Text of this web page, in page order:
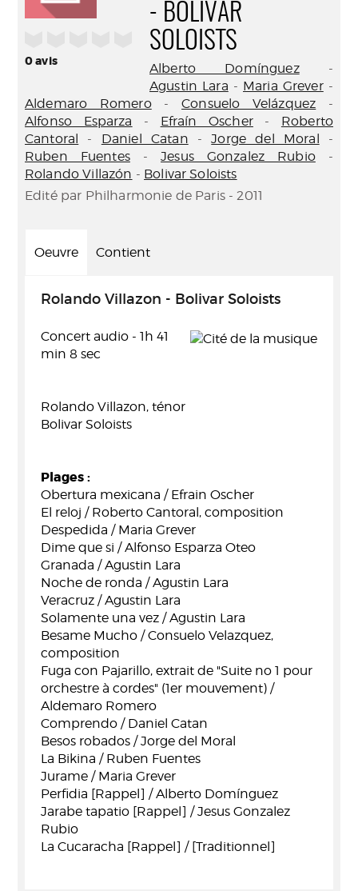
0avis
- BOLIVAR
SOLOISTS
Alberto Domínguez-
Agustin Lara - Maria Grever-
Aldemaro Romero-Consuelo Velázquez -
Alfonso Esparza - Efraín Oscher- Roberto
Cantoral - Daniel Catan -Jorge del Moral -
Ruben Fuentes-Jesus Gonzalez Rubio-
Rolando Villazón - Bolivar Soloists
Edité par Philharmonie de Paris - 2011
Oeuvre Contient
Rolando Villazon - Bolivar Soloists
Concert audio - 1h 41
min 8 sec
Rolando Villazon, ténor
Bolivar Soloists
Plages :
Obertura mexicana / Efrain Oscher
El reloj / Roberto Cantoral, composition
Despedida / Maria Grever
Dime que si / Alfonso Esparza Oteo
Granada / Agustin Lara
Noche de ronda / Agustin Lara
Veracruz / Agustin Lara
Solamente una vez / Agustin Lara
Besame Mucho / Consuelo Velazquez,
composition
Fuga con Pajarillo, extrait de "Suite no 1 pour
orchestre à cordes" (1er mouvement) /
Aldemaro Romero
Comprendo / Daniel Catan
Besos robados / Jorge del Moral
La Bikina / Ruben Fuentes
Jurame / Maria Grever
Perfidia [Rappel] / Alberto Domínguez
Jarabe tapatio [Rappel] / Jesus Gonzalez
Rubio
La Cucaracha [Rappel] / [Traditionnel]